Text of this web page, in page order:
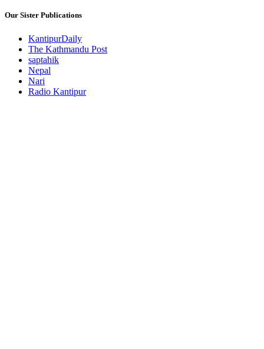
Our Sister Publications
KantipurDaily
The Kathmandu Post
saptahik
Nepal
Nari
Radio Kantipur